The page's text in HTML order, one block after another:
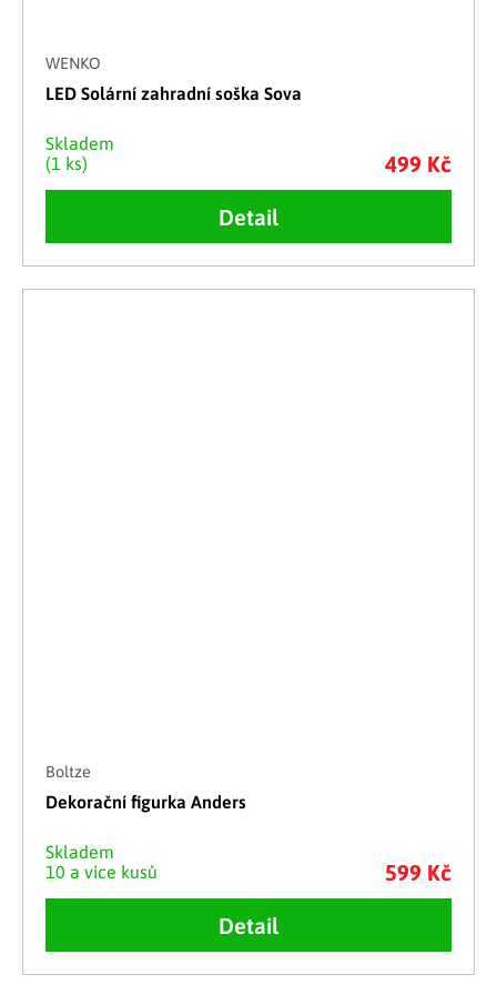
WENKO
LED Solární zahradní soška Sova
Skladem
(1 ks)
499 Kč
Detail
Boltze
Dekorační figurka Anders
Skladem
10 a více kusů
599 Kč
Detail